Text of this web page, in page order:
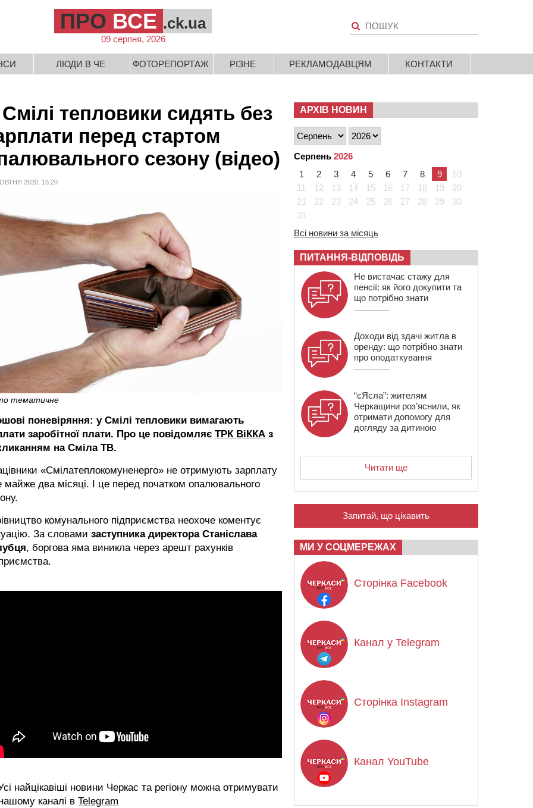
ПРО ВСЕ .ck.ua
09 серпня, 2026
ЛЮДИ В ЧЕ ФОТОРЕПОРТАЖ РІЗНЕ РЕКЛАМОДАВЦЯМ КОНТАКТИ
тепловики сидять без
перед стартом
сезону (відео)
2020, 15:20
тематичне
поневіряння: у Смілі тепловики вимагають
заробітної плати. Про це повідомляє ТРК ВіККА з
на Сміла ТВ.
«Смілатеплокомуненерго» не отримують зарплату
майже два місяці. І це перед початком опалювального
комунального підприємства неохоче коментує
За словами заступника директора Станіслава
, боргова яма виникла через арешт рахунків
найцікавіші новини Черкас та регіону можна отримувати
каналі в Telegram
АРХІВ НОВИН
Серпень 2026
1
2 3 4 5 6 7 8 9
10
11
12 13 14 15 16 17 18 19
20
21
22 23 24 25 26 27 28 29
30
31
Всі новини за місяць
ПИТАННЯ-ВІДПОВІДЬ
Не вистачає стажу для
пенсії: як його докупити та
що потрібно знати
Доходи від здачі житла в
оренду: що потрібно знати
про оподаткування
“єЯсла”: жителям
Черкащини роз’яснили, як
отримати допомогу для
догляду за дитиною
Читати ще
Запитай, що цікавить
МИ У СОЦМЕРЕЖАХ
Сторінка Facebook
Канал у Telegram
Сторінка Instagram
Канал YouTube